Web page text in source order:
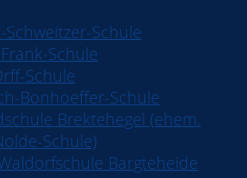
Schweitzer-Schule
Schule
Schule
Bonhoeffer-Schule
Brektehegel (ehem.
Schule)
Bargteheide